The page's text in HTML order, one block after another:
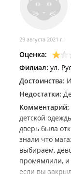
29 августа 2021 г.
Оценка:
Филиал: ул.
Достоинства:
Недостатки:
Комментарий:
детской
дверь была
знали что
выбираем,
промямлили, и
если вы